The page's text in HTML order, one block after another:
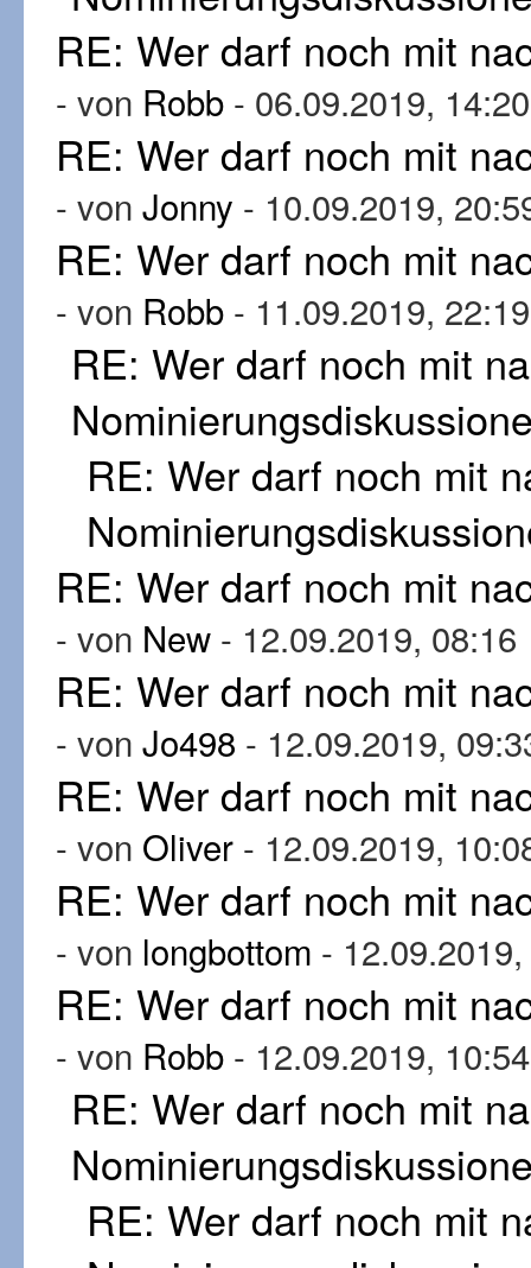
RE: Wer darf noch mit
- von Robb - 06.09.2019, 14:20
RE: Wer darf noch mit
- von Jonny - 10.09.2019,
RE: Wer darf noch mit
- von Robb - 11.09.2019, 22:19
RE: Wer darf noch mit
RE: Wer darf noch mit
RE: Wer darf noch mit
- von New - 12.09.2019, 08:16
RE: Wer darf noch mit
- von Jo498 - 12.09.2019,
RE: Wer darf noch mit
- von Oliver - 12.09.2019,
RE: Wer darf noch mit
- von longbottom -
RE: Wer darf noch mit
- von Robb - 12.09.2019, 10:54
RE: Wer darf noch mit
RE: Wer darf noch mit